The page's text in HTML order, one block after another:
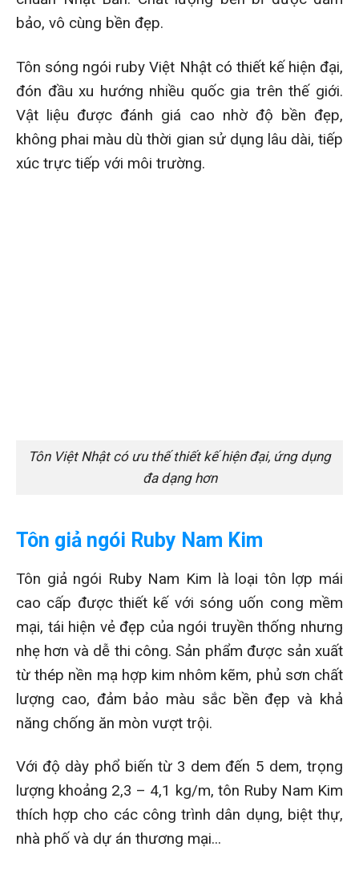
bảo, vô cùng bền đẹp.
Tôn sóng ngói ruby Việt Nhật có thiết kế hiện đại,
đón đầu xu hướng nhiều quốc gia trên thế giới.
Vật liệu được đánh giá cao nhờ độ bền đẹp,
không phai màu dù thời gian sử dụng lâu dài, tiếp
xúc trực tiếp với môi trường.
Tôn Việt Nhật có ưu thế thiết kế hiện đại, ứng dụng
đa dạng hơn
Tôn giả ngói Ruby Nam Kim
Tôn giả ngói Ruby Nam Kim là loại tôn lợp mái
cao cấp được thiết kế với sóng uốn cong mềm
mại, tái hiện vẻ đẹp của ngói truyền thống nhưng
nhẹ hơn và dễ thi công. Sản phẩm được sản xuất
từ thép nền mạ hợp kim nhôm kẽm, phủ sơn chất
lượng cao, đảm bảo màu sắc bền đẹp và khả
năng chống ăn mòn vượt trội.
Với độ dày phổ biến từ 3 dem đến 5 dem, trọng
lượng khoảng 2,3 – 4,1 kg/m, tôn Ruby Nam Kim
thích hợp cho các công trình dân dụng, biệt thự,
nhà phố và dự án thương mại...